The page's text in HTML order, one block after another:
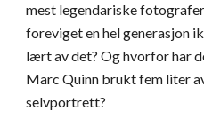
mest legendariske
foreviget en hel generasjon
lært av det? Og hvorfor har
Marc Quinn brukt fem liter
selvportrett?